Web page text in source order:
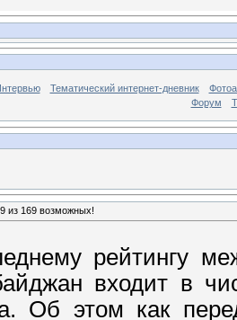
Тематический интернет-дневник
Форум
из 169 возможных!
рейтингу
входит в
Об этом как